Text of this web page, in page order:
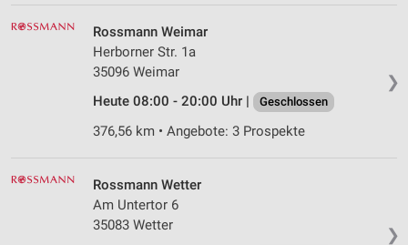
❯
Rossmann Weimar
Herborner Str. 1a
35096 Weimar
Heute 08:00 - 20:00 Uhr |
Geschlossen
376,56 km • Angebote: 3 Prospekte
❯
Rossmann Wetter
Am Untertor 6
35083 Wetter